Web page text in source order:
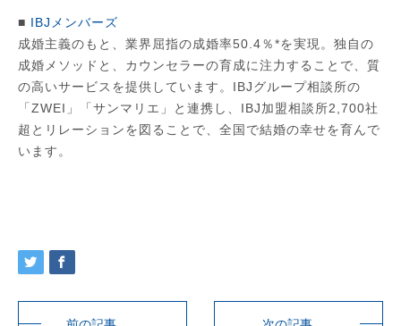
■ IBJメンバーズ
成婚主義のもと、業界屈指の成婚率50.4％*を実現。独自の
成婚メソッドと、カウンセラーの育成に注力することで、質
の高いサービスを提供しています。IBJグループ相談所の
「ZWEI」「サンマリエ」と連携し、IBJ加盟相談所2,700社
超とリレーションを図ることで、全国で結婚の幸せを育んで
います。